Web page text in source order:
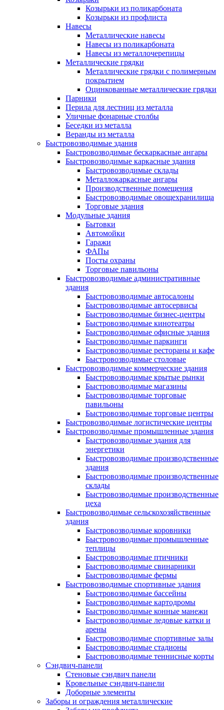
Козырьки из поликарбоната
Козырьки из профлиста
Навесы
Металлические навесы
Навесы из поликарбоната
Навесы из металлочерепицы
Металлические грядки
Металлические грядки с полимерным
покрытием
Оцинкованные металлические грядки
Парники
Перила для лестниц из металла
Уличные фонарные столбы
Беседки из металла
Веранды из металла
Быстровозводимые здания
Быстровозводимые бескаркасные ангары
Быстровозводимые каркасные здания
Быстровозводимые склады
Металлокаркасные ангары
Производственные помещения
Быстровозводимые овощехранилища
Торговые здания
Модульные здания
Бытовки
Автомойки
Гаражи
ФАПы
Посты охраны
Торговые павильоны
Быстровозводимые административные
здания
Быстровозводимые автосалоны
Быстровозводимые автосервисы
Быстровозводимые бизнес-центры
Быстровозводимые кинотеатры
Быстровозводимые офисные здания
Быстровозводимые паркинги
Быстровозводимые рестораны и кафе
Быстровозводимые столовые
Быстровозводимые коммерческие здания
Быстровозводимые крытые рынки
Быстровозводимые магазины
Быстровозводимые торговые
павильоны
Быстровозводимые торговые центры
Быстровозводимые логистические центры
Быстровозводимые промышленные здания
Быстровозводимые здания для
энергетики
Быстровозводимые производственные
здания
Быстровозводимые производственные
склады
Быстровозводимые производственные
цеха
Быстровозводимые сельскохозяйственные
здания
Быстровозводимые коровники
Быстровозводимые промышленные
теплицы
Быстровозводимые птичники
Быстровозводимые свинарники
Быстровозводимые фермы
Быстровозводимые спортивные здания
Быстровозводимые бассейны
Быстровозводимые картодромы
Быстровозводимые конные манежи
Быстровозводимые ледовые катки и
арены
Быстровозводимые спортивные залы
Быстровозводимые стадионы
Быстровозводимые теннисные корты
Сэндвич-панели
Стеновые сэндвич панели
Кровельные сэндвич-панели
Доборные элементы
Заборы и ограждения металлические